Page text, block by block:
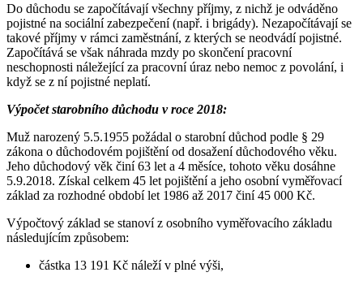
Do důchodu se započítávají všechny příjmy, z nichž je odváděno
pojistné na sociální zabezpečení (např. i brigády). Nezapočítávají se
takové příjmy v rámci zaměstnání, z kterých se neodvádí pojistné.
Započítává se však náhrada mzdy po skončení pracovní
neschopnosti náležející za pracovní úraz nebo nemoc z povolání, i
když se z ní pojistné neplatí.
Výpočet starobního důchodu v roce 2018:
Muž narozený 5.5.1955 požádal o starobní důchod podle § 29
zákona o důchodovém pojištění od dosažení důchodového věku.
Jeho důchodový věk činí 63 let a 4 měsíce, tohoto věku dosáhne
5.9.2018. Získal celkem 45 let pojištění a jeho osobní vyměřovací
základ za rozhodné období let 1986 až 2017 činí 45 000 Kč.
Výpočtový základ se stanoví z osobního vyměřovacího základu
následujícím způsobem:
částka 13 191 Kč náleží v plné výši,